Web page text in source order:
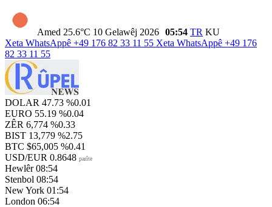
Amed 25.6°C 10 Gelawêj 2026 05:54 TR KU
Xeta WhatsAppê +49 176 82 33 11 55 Xeta WhatsAppê +49 176
82 33 11 55
DOLAR 47.73 %0.01
EURO 55.19 %0.04
ZÊR 6,774 %0.33
BIST 13,779 %2.75
BTC $65,005 %0.41
USD/EUR 0.8648 parîte
Hewlêr 08:54
Stenbol 08:54
New York 01:54
London 06:54